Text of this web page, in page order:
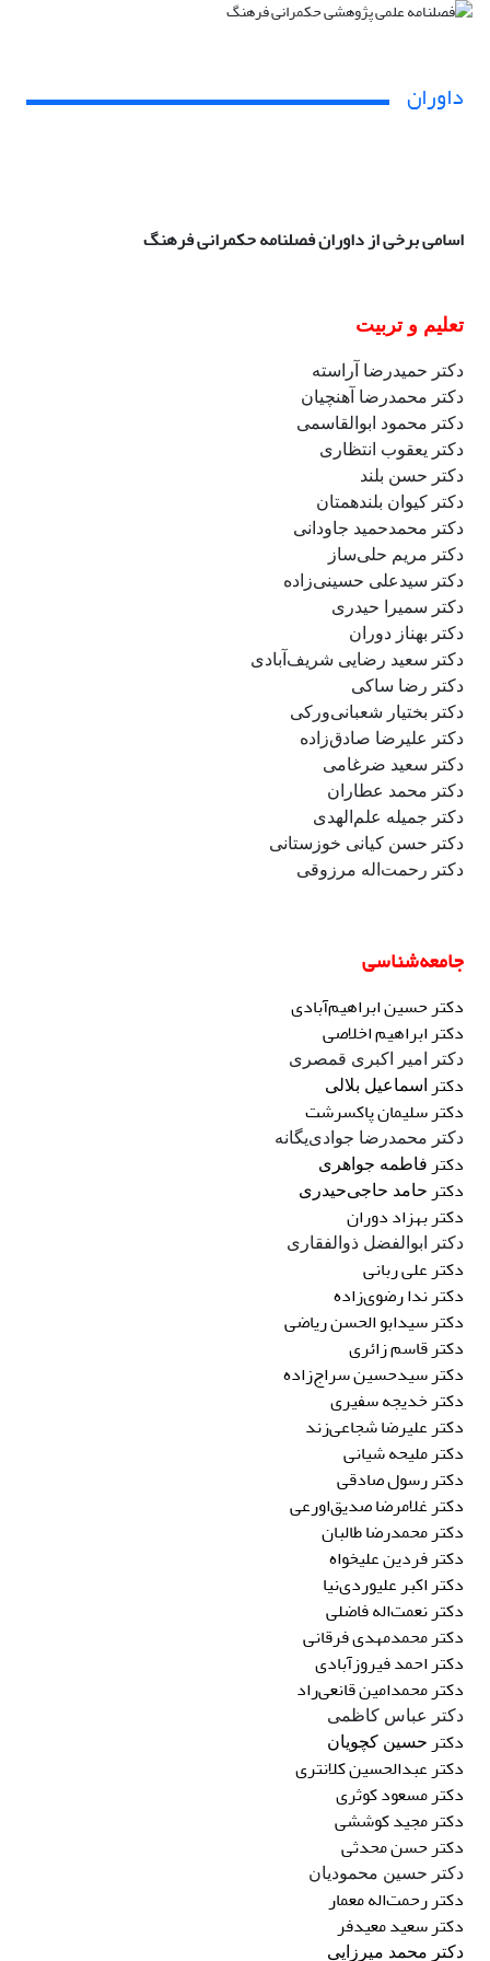
داوران
اسامی برخی از داوران فصلنامه حکمرانی فرهنگ
تعلیم و تربیت
دکتر حمیدرضا آراسته
دکتر محمدرضا آهنچیان
دکتر محمود ابوالقاسمی
دکتر یعقوب انتظاری
دکتر حسن بلند
دکتر کیوان بلندهمتان
دکتر محمدحمید جاودانی
دکتر مریم حلی‌ساز
دکتر سیدعلی حسینی‌زاده
دکتر سمیرا حیدری
دکتر بهناز دوران
دکتر سعید رضایی شریف‌آبادی
دکتر رضا ساکی
دکتر بختیار شعبانی‌ورکی
دکتر علیرضا صادق‌زاده
دکتر سعید ضرغامی
دکتر محمد عطاران
دکتر جمیله علم‌الهدی
دکتر حسن کیانی خوزستانی
دکتر رحمت‌اله مرزوقی
جامعه‌شناسی
دکترحسین ابراهیم‌آبادی
دکترابراهیماخلاصی
دکتر امیر اکبری قمصری
دکتر اسماعیل بلالی
دکترسلیمانپاکسرشت
دکتر محمدرضا جوادی‌یگانه
دکتر فاطمه جواهری
دکتر حامد حاجی‌حیدری
دکتربهزاددوران
دکتر ابوالفضل ذوالفقاری
دکترعلیربانی
دکتر ندارضوی‌زاده
دکترسیدابو الحسنریاضی
دکترقاسمزائری
دکترسیدحسینسراج‌زاده
دکترخدیجهسفیری
دکترعلیرضاشجاعی‌زند
دکتر ملیحهشیانی
دکتر رسول صادقی
دکترغلامرضاصدیق‌اورعی
دکترمحمدرضا طالبان
دکترفردینعلیخواه
دکتراکبرعلیوردی‌نیا
دکترنعمت‌الهفاضلی
دکترمحمدمهدیفرقانی
دکتراحمدفیروزآبادی
دکترمحمدامین قانعی‌راد
دکتر عباس کاظمی
دکتر حسین کچویان
دکترعبدالحسینکلانتری
دکترمسعودکوثری
دکتر مجید کوششی
دکترحسنمحدثی
دکتر حسین محمودیان
دکتررحمت‌الهمعمار
دکترسعیدمعیدفر
دکتر محمد میرزایی